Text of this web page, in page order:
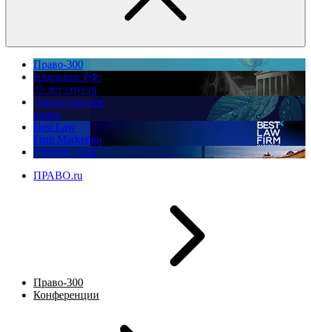
Право-300
Юррынок РФ:
35 лет спустя
Экологическое
право
Best Law
Firm Marketing
ПМЮФ 2026
ПРАВО.ru
Право-300
Конференции